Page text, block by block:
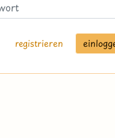
registrieren